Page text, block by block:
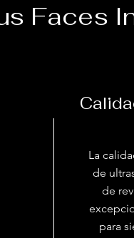
Faces
La
de
de
para